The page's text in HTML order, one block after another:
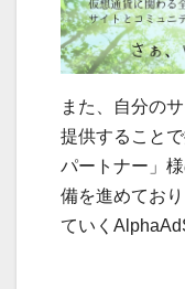
また、自分の
提供すること
パートナー」
備を進めてお
ていく